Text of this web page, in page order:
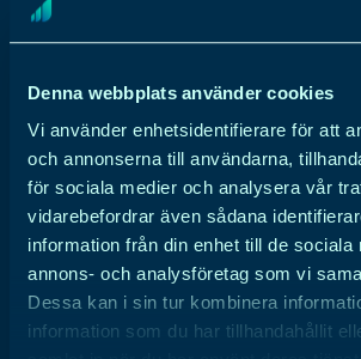
Denna webbplats använder cookies
Vi använder enhetsidentifierare för att
och annonserna till användarna,
för sociala medier och analysera vår
vidarebefordrar även sådana
information från din enhet till de sociala
annons- och analysföretag som vi
Dessa kan i sin tur kombinera
information som du har tillhandahållit
hitta balansen mellan att
projekt som ett tomt ark som
möjlighet att fylla med de bästa
samtidigt som vi inte vill
konstant återuppfinna hjulet
genom att ha ett modulärt
förhållningssätt till det vi
hålla den balansen.